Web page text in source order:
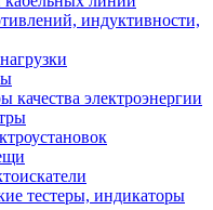
индуктивности,
качества электроэнергии
тестеры, индикаторы